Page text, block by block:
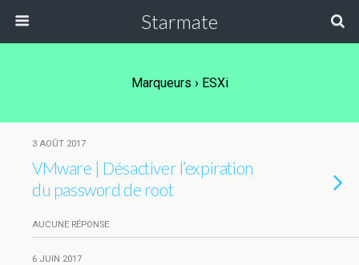
Starmate
Marqueurs › ESXi
3 AOÛT 2017
VMware | Désactiver l’expiration
du password de root
AUCUNE RÉPONSE
6 JUIN 2017